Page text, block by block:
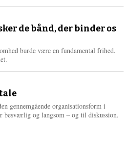
de bånd, der binder os
burde være en fundamental frihed.
gennemgående organisationsform i
besværlig og langsom – og til diskussion.